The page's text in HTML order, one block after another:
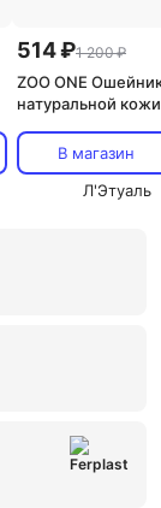
514 ₽1 200 ₽
ZOO ONE
натуральной
В магазин
Л'Этуаль